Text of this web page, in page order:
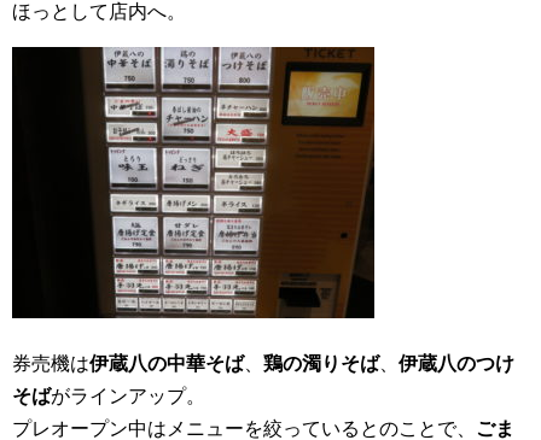
ほっとして店内へ。
券売機は伊蔵八の中華そば、 鶏の濁りそば、 伊蔵八のつけ
そばがラインアップ。
プレオープン中はメニューを絞っているとのことで、 ごま